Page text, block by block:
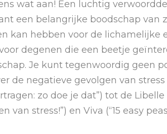
wat aan! Een luchtig
een belangrijke boodschap van
kan hebben voor de lichamelijke
degenen die een beetje
Je kunt tegenwoordig geen
de negatieve gevolgen van
zo doe je dat”) tot de Libelle
van stress!”) en Viva (“15 easy